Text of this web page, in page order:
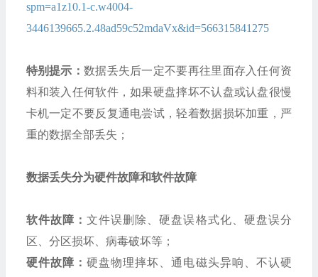
spm=a1z10.1-c.w4004-
3446139665.2.48ad59c52mdaVx&id=566315841275
特别提示：数据丢失后一定不要再往里面存入任何资
料和装入任何软件，如果硬盘摔坏不认盘或认盘很慢
卡机一定不要反复通电尝试，轻着数据损坏加重，严
重的数据全部丢失；
数据丢失分为硬件故障和软件故障
软件故障： 文件误删除、硬盘误格式化、硬盘误分
区、分区损坏、病毒破坏等；
硬件故障： 硬盘物理摔坏、通电磁头异响、不认硬